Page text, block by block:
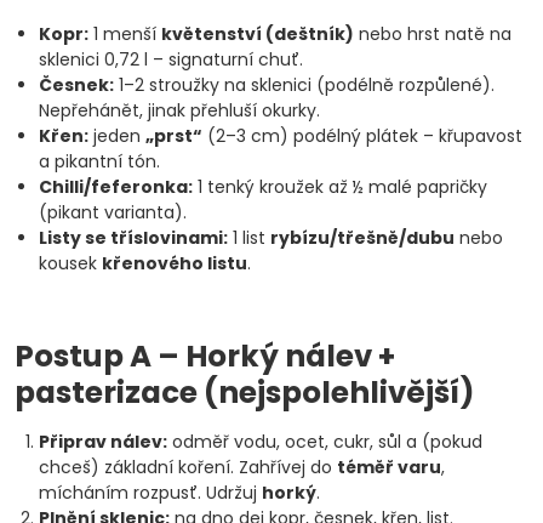
Kopr: 1 menší květenství (deštník) nebo hrst natě na
sklenici 0,72 l – signaturní chuť.
Česnek: 1–2 stroužky na sklenici (podélně rozpůlené).
Nepřehánět, jinak přehluší okurky.
Křen: jeden „prst“ (2–3 cm) podélný plátek – křupavost
a pikantní tón.
Chilli/feferonka: 1 tenký kroužek až ½ malé papričky
(pikant varianta).
Listy se tříslovinami: 1 list rybízu/třešně/dubu nebo
kousek křenového listu.
Postup A – Horký nálev +
pasterizace (nejspolehlivější)
Připrav nálev: odměř vodu, ocet, cukr, sůl a (pokud
chceš) základní koření. Zahřívej do téměř varu,
mícháním rozpusť. Udržuj horký.
Plnění sklenic: na dno dej kopr, česnek, křen, list.